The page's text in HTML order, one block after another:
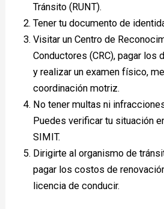
Tránsito (RUNT).
Tener tu documento de
Visitar un Centro de
Conductores (CRC), pagar los
y realizar un examen físico,
coordinación motriz.
No tener multas ni
Puedes verificar tu situación
SIMIT.
Dirigirte al organismo de
pagar los costos de
licencia de conducir.